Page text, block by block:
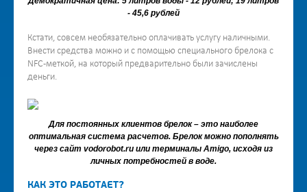
- 45,6 рублей
Кстати, совсем необязательно оплачивать услугу наличными.
Внести средства можно и с помощью специального брелока с
NFC-меткой, на который предварительно были зачислены
деньги.
Для постоянных клиентов брелок – это наиболее
оптимальная система расчетов. Брелок можно пополнять
через сайт vodorobot.ru или терминалы Amigo, исходя из
личных потребностей в воде.
КАК ЭТО РАБОТАЕТ?